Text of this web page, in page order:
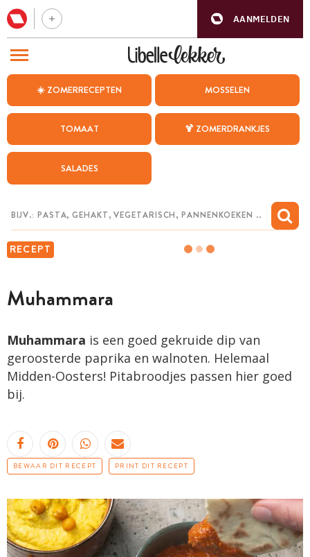
AANMELDEN
☀️ ZOMERRECEPTEN MOSSELEN
TOMAAT 🍹 ZOMERDRANKJES
SALADES
RECEPT
Muhammara
Muhammara is een goed gekruide dip van
geroosterde paprika en walnoten. Helemaal
Midden-Oosters! Pitabroodjes passen hier goed
bij.
BEWAAR DIT RECEPT PRINT DIT RECEPT
BEZOEK ONZE ANDERE WEBSITES
WEEKMENU
CHAT MET MAIA
MIJN BEWAARDE RECEPTEN